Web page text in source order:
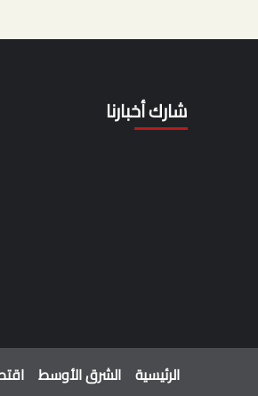
شارك أخبارنا
الرئيسية الشرق الأوسط